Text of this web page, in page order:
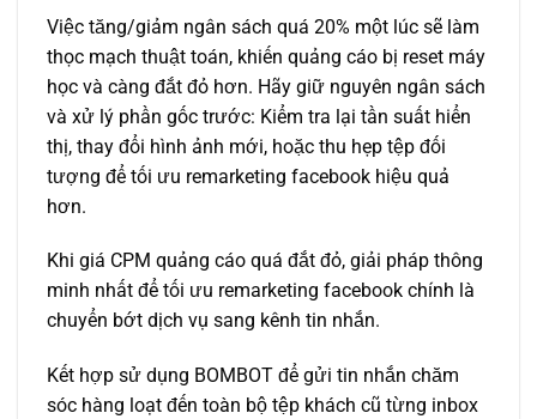
Việc tăng/giảm ngân sách quá 20% một lúc sẽ làm
thọc mạch thuật toán, khiến quảng cáo bị reset máy
học và càng đắt đỏ hơn. Hãy giữ nguyên ngân sách
và xử lý phần gốc trước: Kiểm tra lại tần suất hiển
thị, thay đổi hình ảnh mới, hoặc thu hẹp tệp đối
tượng để tối ưu remarketing facebook hiệu quả
hơn.
Khi giá CPM quảng cáo quá đắt đỏ, giải pháp thông
minh nhất để tối ưu remarketing facebook chính là
chuyển bớt dịch vụ sang kênh tin nhắn.
Kết hợp sử dụng BOMBOT để gửi tin nhắn chăm
sóc hàng loạt đến toàn bộ tệp khách cũ từng inbox